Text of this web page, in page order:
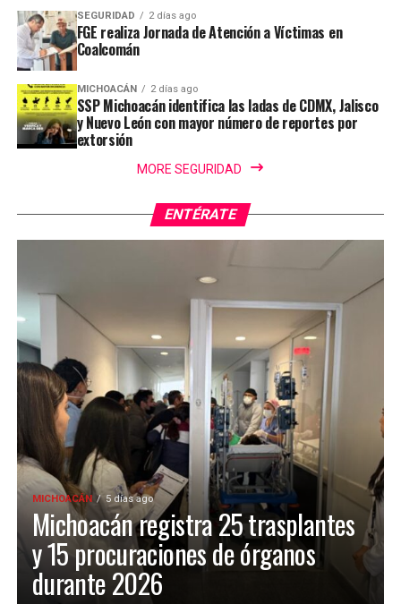
SEGURIDAD 2 días ago
FGE realiza Jornada de Atención a Víctimas en
Coalcomán
MICHOACÁN 2 días ago
SSP Michoacán identifica las ladas de CDMX, Jalisco
y Nuevo León con mayor número de reportes por
extorsión
MORE SEGURIDAD
ENTÉRATE
MICHOACÁN 5 días ago
Michoacán registra 25 trasplantes
y 15 procuraciones de órganos
durante 2026